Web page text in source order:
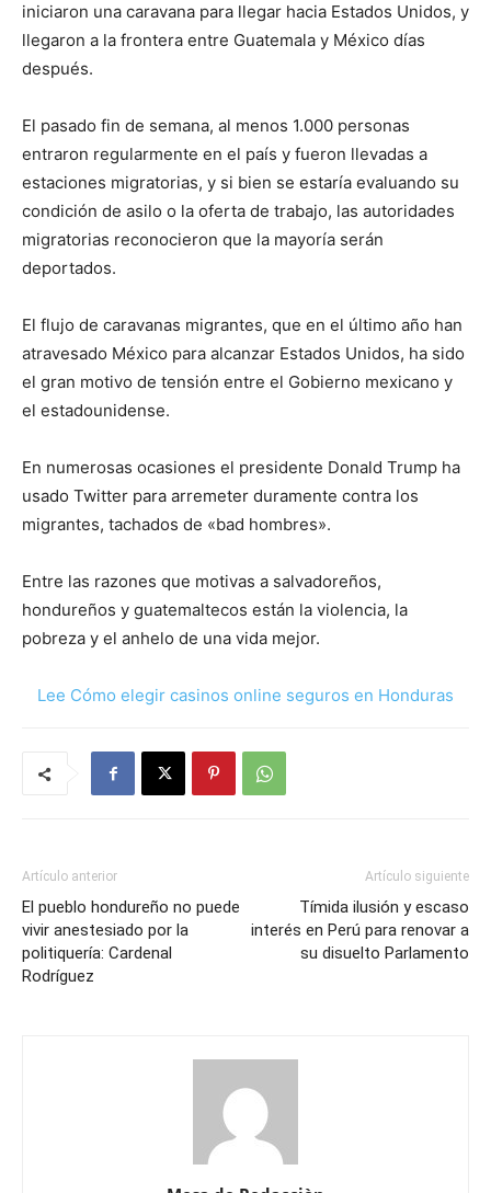
iniciaron una caravana para llegar hacia Estados Unidos, y
llegaron a la frontera entre Guatemala y México días
después.
El pasado fin de semana, al menos 1.000 personas
entraron regularmente en el país y fueron llevadas a
estaciones migratorias, y si bien se estaría evaluando su
condición de asilo o la oferta de trabajo, las autoridades
migratorias reconocieron que la mayoría serán
deportados.
El flujo de caravanas migrantes, que en el último año han
atravesado México para alcanzar Estados Unidos, ha sido
el gran motivo de tensión entre el Gobierno mexicano y
el estadounidense.
En numerosas ocasiones el presidente Donald Trump ha
usado Twitter para arremeter duramente contra los
migrantes, tachados de «bad hombres».
Entre las razones que motivas a salvadoreños,
hondureños y guatemaltecos están la violencia, la
pobreza y el anhelo de una vida mejor.
Lee Cómo elegir casinos online seguros en Honduras
Artículo anterior
El pueblo hondureño no puede
vivir anestesiado por la
politiquería: Cardenal
Rodríguez
Artículo siguiente
Tímida ilusión y escaso
interés en Perú para renovar a
su disuelto Parlamento